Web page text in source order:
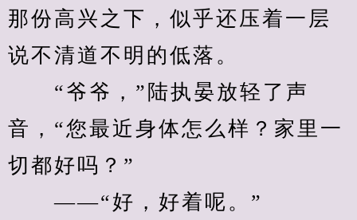
那份高兴之下，似乎还压着一层
说不清道不明的低落。
“爷爷，”陆执晏放轻了声
音，“您最近身体怎么样？家里一
切都好吗？”
——“好，好着呢。”